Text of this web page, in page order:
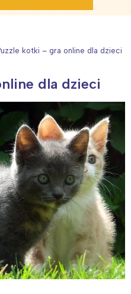
kotki – gra online dla dzieci
dla dzieci